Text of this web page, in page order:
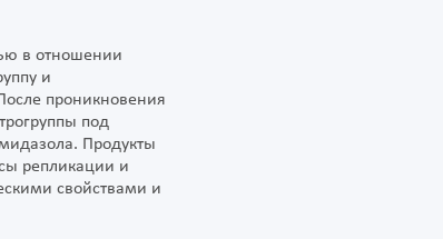
в отношении
и
проникновения
под
Продукты
репликации и
свойствами и